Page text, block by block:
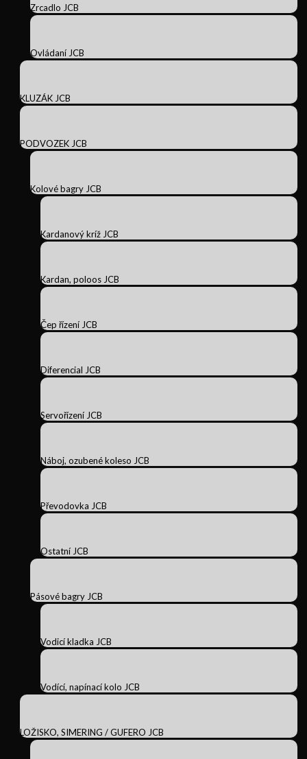
Zrcadlo JCB
Ovládaní JCB
KLUZÁK JCB
PODVOZEK JCB
Kolové bagry JCB
Kardanový kríž JCB
Kardan, poloos JCB
Čep řízení JCB
Diferencial JCB
Servořízení JCB
Náboj, ozubené koleso JCB
Převodovka JCB
Ostatní JCB
Pásové bagry JCB
Vodicí kladka JCB
Vodící, napínací kolo JCB
LOŽISKO, SIMERING / GUFERO JCB